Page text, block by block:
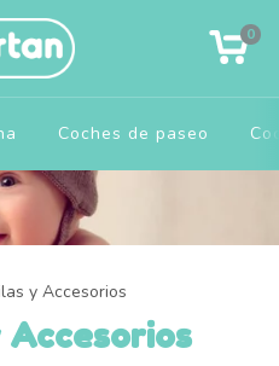
0
Coches de paseo
y Accesorios